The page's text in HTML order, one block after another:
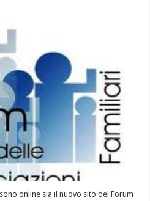
online sia il nuovo sito del Forum